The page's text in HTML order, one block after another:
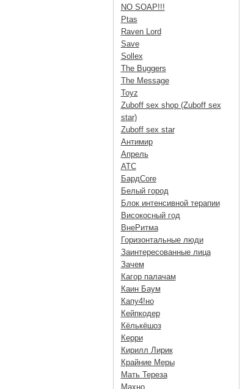
NO SOAP!!!
Ptas
Raven Lord
Save
Sollex
The Buggers
The Message
Toyz
Zuboff sex shop (Zuboff sex
star)
Zuboff sex star
Антимир
Апрель
АТС
БардCore
Белый город
Блок интенсивной терапии
Високосный год
ВнеРитма
Горизонтальные люди
Заинтересованные лица
Зачем
Кагор палачам
Каин Баум
Капу4!но
Кейпкодер
Кёлькёшоз
Керри
Кирилл Лирик
Крайние Меры
Мать Тереза
Махно